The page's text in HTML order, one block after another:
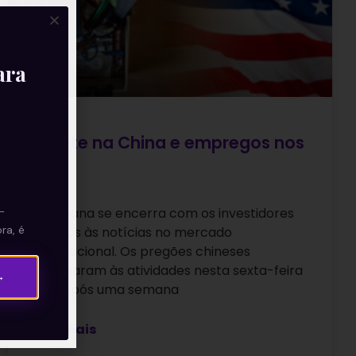
Calote na China e empregos nos
A semana se encerra com os investidores
atentos às notícias no mercado
internacional. Os pregões chineses
retornaram às atividades nesta sexta-feira
(08) após uma semana
Leia mais
é